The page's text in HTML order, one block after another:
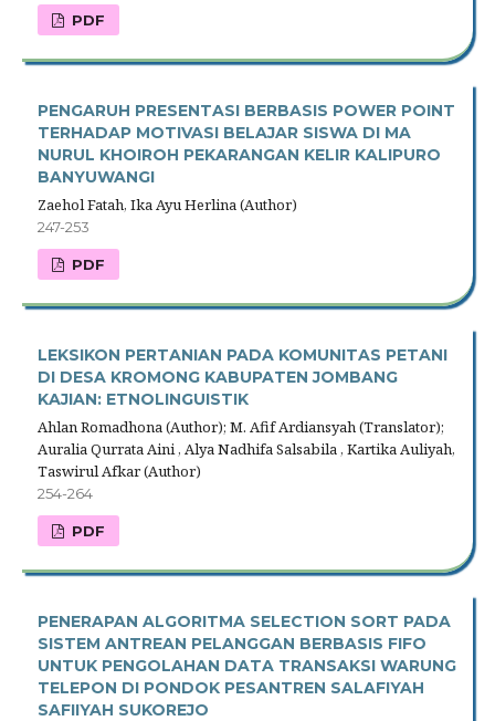
PDF
PENGARUH PRESENTASI BERBASIS POWER POINT
TERHADAP MOTIVASI BELAJAR SISWA DI MA
NURUL KHOIROH PEKARANGAN KELIR KALIPURO
BANYUWANGI
Zaehol Fatah, Ika Ayu Herlina (Author)
247-253
PDF
LEKSIKON PERTANIAN PADA KOMUNITAS PETANI
DI DESA KROMONG KABUPATEN JOMBANG
KAJIAN: ETNOLINGUISTIK
Ahlan Romadhona (Author); M. Afif Ardiansyah (Translator);
Auralia Qurrata Aini , Alya Nadhifa Salsabila , Kartika Auliyah,
Taswirul Afkar (Author)
254-264
PDF
PENERAPAN ALGORITMA SELECTION SORT PADA
SISTEM ANTREAN PELANGGAN BERBASIS FIFO
UNTUK PENGOLAHAN DATA TRANSAKSI WARUNG
TELEPON DI PONDOK PESANTREN SALAFIYAH
SAFIIYAH SUKOREJO